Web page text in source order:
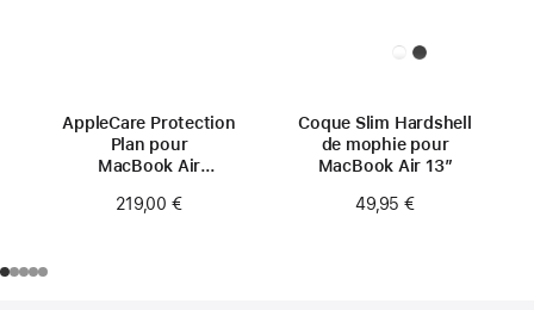
AppleCare Protection
Plan pour
MacBook Air
219,00 €
Coque Slim Hardshell
de mophie pour
MacBook Air 13″
49,95 €